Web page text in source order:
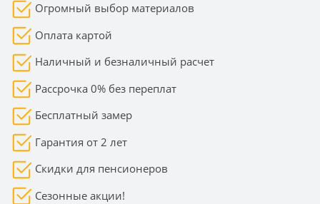
Огромный выбор материалов
Оплата картой
Наличный и безналичный расчет
Рассрочка 0% без переплат
Бесплатный замер
Гарантия от 2 лет
Скидки для пенсионеров
Сезонные акции!